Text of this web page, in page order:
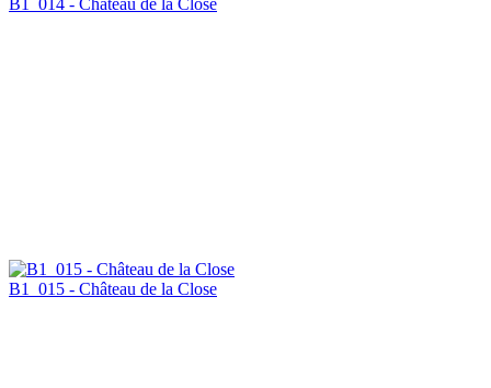
B1_014 - Château de la Close
B1_015 - Château de la Close